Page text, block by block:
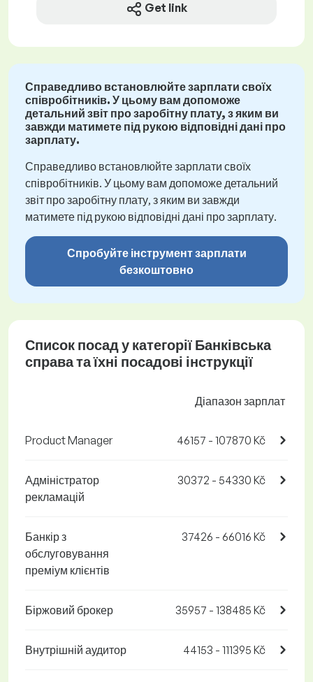
Get link
Справедливо встановлюйте зарплати своїх
співробітників. У цьому вам допоможе
детальний звіт про заробітну плату, з яким ви
завжди матимете під рукою відповідні дані про
зарплату.
Справедливо встановлюйте зарплати своїх
співробітників. У цьому вам допоможе детальний
звіт про заробітну плату, з яким ви завжди
матимете під рукою відповідні дані про зарплату.
Спробуйте інструмент зарплати
безкоштовно
Список посад у категорії Банківська
справа та їхні посадові інструкції
Діапазон зарплат
Product Manager 46157 - 107870 Kč
Адміністратор
рекламацій
30372 - 54330 Kč
Банкір з
обслуговування
преміум клієнтів
37426 - 66016 Kč
Біржовий брокер 35957 - 138485 Kč
Внутрішній аудитор 44153 - 111395 Kč